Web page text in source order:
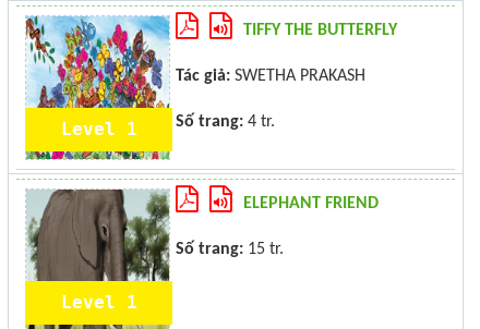
Level 1
TIFFY THE BUTTERFLY
Tác giả: SWETHA PRAKASH
Số trang: 4 tr.
Level 1
ELEPHANT FRIEND
Số trang: 15 tr.